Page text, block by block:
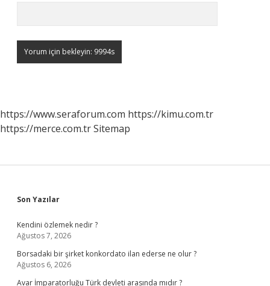
https://www.seraforum.com https://kimu.com.tr
https://merce.com.trSitemap
Sidebar
Son Yazılar
Kendini özlemek nedir ?
Ağustos 7, 2026
Borsadaki bir şirket konkordato ilan ederse ne olur ?
Ağustos 6, 2026
Avar İmparatorluğu Türk devleti arasında mıdır ?